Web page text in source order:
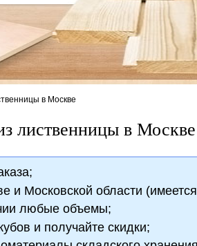
в Москве
лиственницы в Москве
и Московской области
любые объемы;
и получайте скидки;